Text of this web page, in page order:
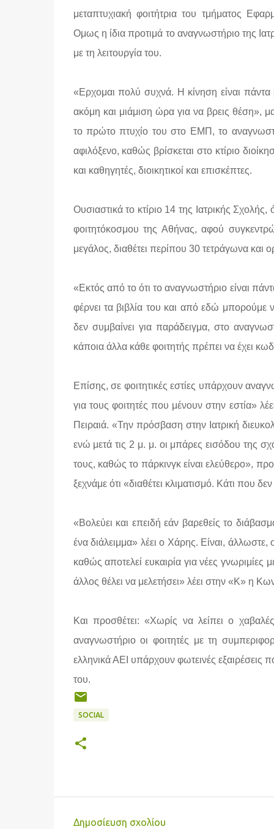
μεταπτυχιακή φοιτήτρια του τμήματος
Ομως η ίδια προτιμά το αναγνωστήριο της
με τη λειτουργία του.
«Ερχομαι πολύ συχνά. Η κίνηση είναι πάντα
ακόμη και μιάμιση ώρα για να βρεις θέση»,
το πρώτο πτυχίο του στο ΕΜΠ, το
αφιλόξενο, καθώς βρίσκεται στο κτίριο
και καθηγητές, διοικητικοί και επισκέπτες.
Ουσιαστικά το κτίριο 14 της Ιατρικής
φοιτητόκοσμου της Αθήνας, αφού
μεγάλος, διαθέτει περίπου 30 τετράγωνα
«Εκτός από το ότι το αναγνωστήριο είναι
φέρνει τα βιβλία του και από εδώ
δεν συμβαίνει για παράδειγμα, στο
κάποια άλλα κάθε φοιτητής πρέπει να έχει
Επίσης, σε φοιτητικές εστίες υπάρχουν
για τους φοιτητές που μένουν στην εστία»
Πειραιά. «Την πρόσβαση στην Ιατρική
ενώ μετά τις 2 μ. μ. οι μπάρες εισόδου της
τους, καθώς το πάρκινγκ είναι ελεύθερο»,
ξεχνάμε ότι «διαθέτει κλιματισμό. Κάτι
«Βολεύει και επειδή εάν βαρεθείς το
ένα διάλειμμα» λέει ο Χάρης. Είναι,
καθώς αποτελεί ευκαιρία για νέες
άλλος θέλει να μελετήσει» λέει στην «Κ» η
Και προσθέτει: «Χωρίς να λείπει ο
αναγνωστήριο οι φοιτητές με τη
ελληνικά ΑΕΙ υπάρχουν φωτεινές εξαιρέσεις
του.
SOCIAL
Δημοσίευση σχολίου